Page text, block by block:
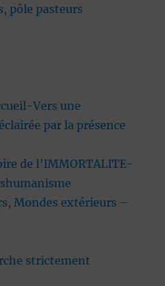
pôle pasteurs
Vers une
par la présence
de l’IMMORTALITE-
Mondes extérieurs –
strictement